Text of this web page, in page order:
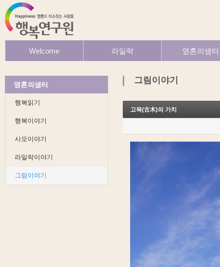
Welcome 라일락
발행인칼럼
라일락후기 나눔터
영혼의샘터
행복이야기
사모이야기
그림이야기
영혼의샘터
행복읽기
행복이야기
사모이야기
라일락이야기
그림이야기
그림이야기
고목(古木)의 가치